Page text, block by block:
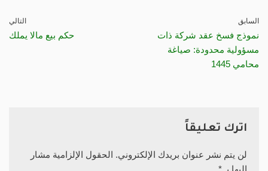
السابق
نموذج فسخ عقد شركة ذات
مسؤولية محدودة: صياغة
محامي 1445
التالي
حكم بيع مالا يملك
اترك تعليقاً
لن يتم نشر عنوان بريدك الإلكتروني. الحقول الإلزامية مشار
إليها بـ *